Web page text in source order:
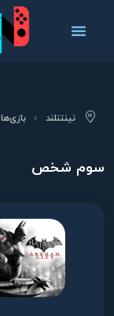
نینتنلند بازی‌ها
سوم شخص